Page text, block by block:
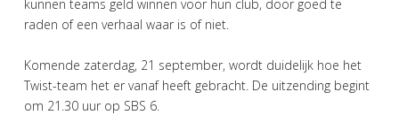
kunnen teams geld winnen voor hun club, door goed te
raden of een verhaal waar is of niet.
Komende zaterdag, 21 september, wordt duidelijk hoe het
Twist-team het er vanaf heeft gebracht. De uitzending begint
om 21.30 uur op SBS 6.